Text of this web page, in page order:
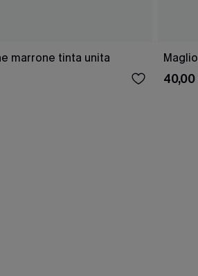
marrone tinta unita